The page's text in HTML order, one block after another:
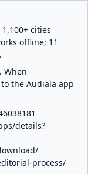
cities
offline; 11
When
the Audiala app
details?
process/